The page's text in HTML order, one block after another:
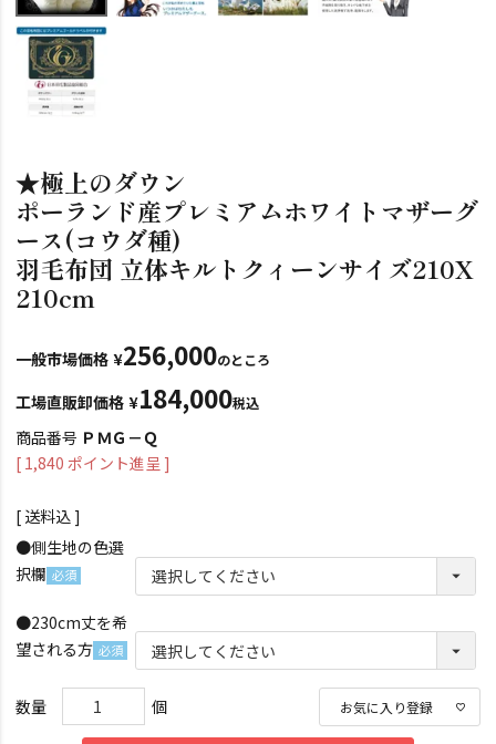
★極上のダウン
ポーランド産プレミアムホワイトマザーグ
ース(コウダ種)
羽毛布団 立体キルトクィーンサイズ210X
210cm
一般市場価格 ¥256,000のところ
工場直販卸価格 ¥184,000税込
商品番号 ＰＭＧ－Ｑ
[ 1,840 ポイント進呈 ]
送料込
●側生地の色選
択欄
須)
●230cm丈を希
望される方
須)
お気に入り登録